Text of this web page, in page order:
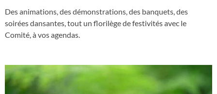
Des animations, des démonstrations, des banquets, des
soirées dansantes, tout un florilège de festivités avec le
Comité, à vos agendas.